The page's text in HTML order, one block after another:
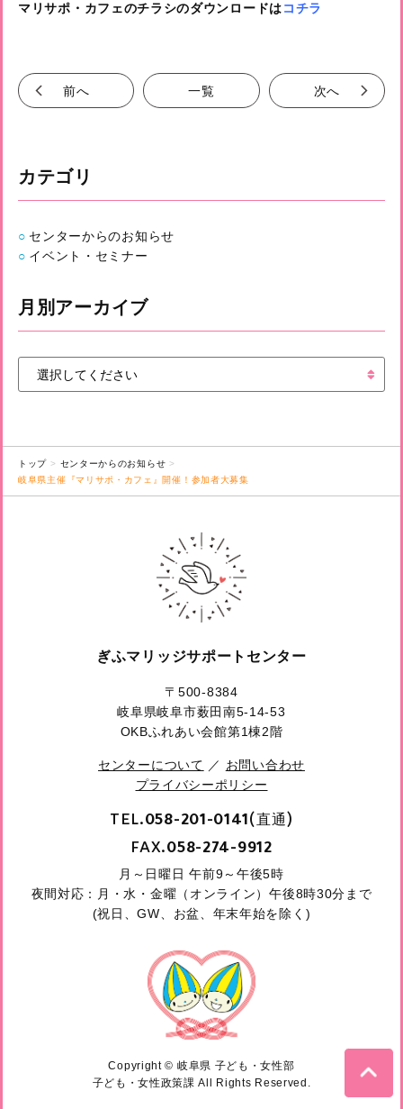
マリサポ・カフェのチラシのダウンロードはコチラ
前へ 一覧 次へ
カテゴリ
センターからのお知らせ
イベント・セミナー
月別アーカイブ
トップ
センターからのお知らせ
岐阜県主催『マリサポ・カフェ』開催！参加者大募集
ぎふマリッジサポートセンター
〒500-8384
岐阜県岐阜市薮田南5-14-53
OKBふれあい会館第1棟2階
センターについて ／ お問い合わせ
プライバシーポリシー
TEL.058-201-0141(直通)
FAX.058-274-9912
月～日曜日 午前9～午後5時
夜間対応：月・水・金曜（オンライン）午後8時30分まで
(祝日、GW、お盆、年末年始を除く)
Copyright © 岐阜県 子ども・女性部
子ども・女性政策課 All Rights Reserved.